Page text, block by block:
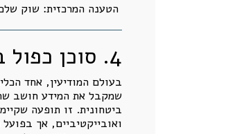
הטענה המרכזית: שוק
4. סוכן כפול בעולם המודיעין והמקבילה הנדל״נית
בעולם המודיעין, אחד
שמקבל את המידע חושב
ביטחונית. זו תופעה
ואובייקטיביים, אך